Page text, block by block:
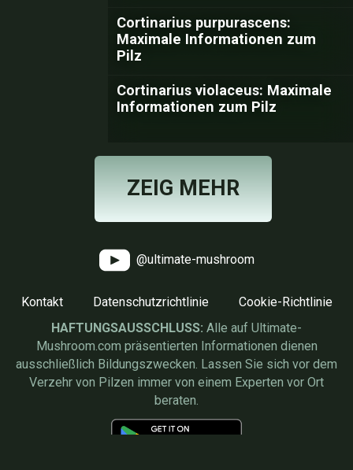
Cortinarius purpurascens:
Maximale Informationen zum
Pilz
Cortinarius violaceus: Maximale
Informationen zum Pilz
ZEIG MEHR
@ultimate-mushroom
Kontakt Datenschutzrichtlinie
Cookie-Richtlinie
HAFTUNGSAUSSCHLUSS: Alle auf Ultimate-
Mushroom.com präsentierten Informationen dienen
ausschließlich Bildungszwecken. Lassen Sie sich vor dem
Verzehr von Pilzen immer von einem Experten vor Ort
beraten.